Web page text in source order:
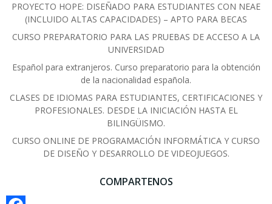
PROYECTO HOPE: DISEÑADO PARA ESTUDIANTES CON NEAE
(INCLUIDO ALTAS CAPACIDADES) – APTO PARA BECAS
CURSO PREPARATORIO PARA LAS PRUEBAS DE ACCESO A LA
UNIVERSIDAD
Español para extranjeros. Curso preparatorio para la obtención
de la nacionalidad española.
CLASES DE IDIOMAS PARA ESTUDIANTES, CERTIFICACIONES Y
PROFESIONALES. DESDE LA INICIACIÓN HASTA EL
BILINGÜISMO.
CURSO ONLINE DE PROGRAMACIÓN INFORMÁTICA Y CURSO
DE DISEÑO Y DESARROLLO DE VIDEOJUEGOS.
COMPARTENOS